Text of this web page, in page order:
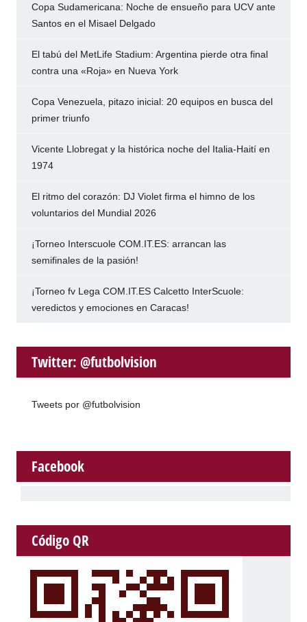
Copa Sudamericana: Noche de ensueño para UCV ante
Santos en el Misael Delgado
El tabú del MetLife Stadium: Argentina pierde otra final
contra una «Roja» en Nueva York
Copa Venezuela, pitazo inicial: 20 equipos en busca del
primer triunfo
Vicente Llobregat y la histórica noche del Italia-Haití en
1974
El ritmo del corazón: DJ Violet firma el himno de los
voluntarios del Mundial 2026
¡Torneo Interscuole COM.IT.ES: arrancan las
semifinales de la pasión!
¡Torneo fv Lega COM.IT.ES Calcetto InterScuole:
veredictos y emociones en Caracas!
Twitter: @futbolvision
Tweets por @futbolvision
Facebook
Código QR